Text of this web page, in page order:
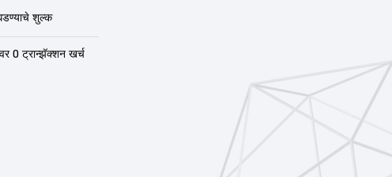
शुल्क
0 ट्रान्झॅक्शन खर्च